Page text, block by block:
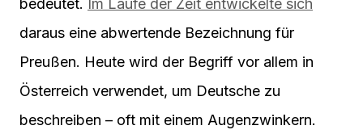
bedeutet. Im Laufe der Zeit entwickelte sich
daraus eine abwertende Bezeichnung für
Preußen. Heute wird der Begriff vor allem in
Österreich verwendet, um Deutsche zu
beschreiben – oft mit einem Augenzwinkern.